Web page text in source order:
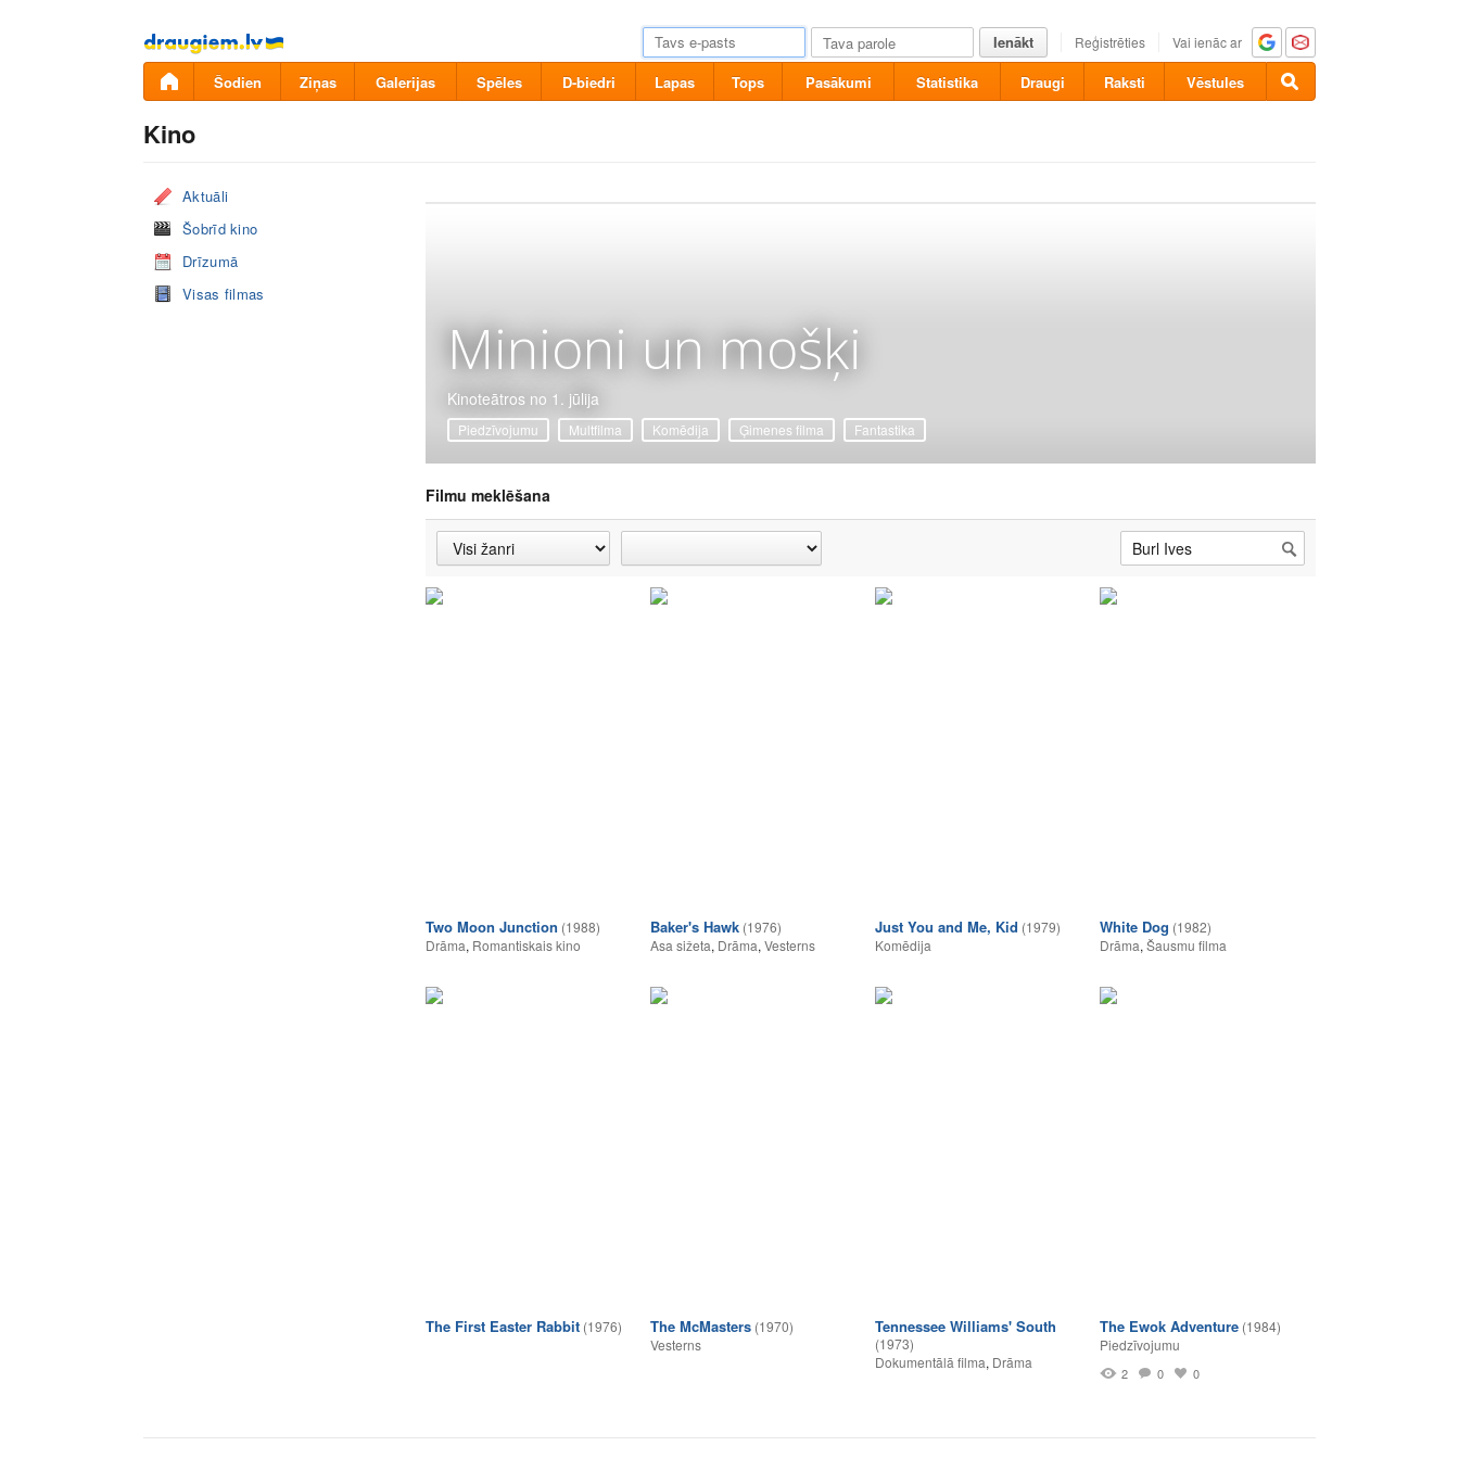
Pāriet
uz
saturu
Ienākt Reģistrēties Vai ienāc ar
Šodien Ziņas Galerijas Spēles D-biedri Lapas Tops Pasākumi Statistika Draugi Raksti Vēstules
Kino
Aktuāli
Šobrīd kino
Drīzumā
Visas filmas
Minioni un mošķi
Kinoteātros no 1. jūlija
Piedzīvojumu Multfilma Komēdija Ģimenes filma Fantastika
Filmu meklēšana
Two Moon Junction (1988)
Drāma, Romantiskais kino
Baker's Hawk (1976)
Asa sižeta, Drāma, Vesterns
Just You and Me, Kid (1979)
Komēdija
White Dog (1982)
Drāma, Šausmu filma
The First Easter Rabbit (1976) The McMasters (1970)
Vesterns
Tennessee Williams' South
(1973)
Dokumentālā filma, Drāma
The Ewok Adventure (1984)
Piedzīvojumu
2 0 0